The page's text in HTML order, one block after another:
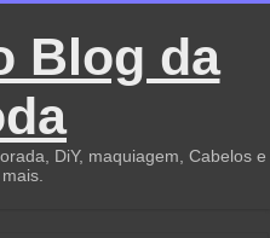
Blog da
DiY, maquiagem, Cabelos e